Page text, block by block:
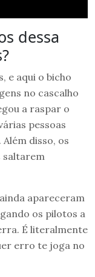
dessa
e aqui o bicho
no cascalho
a raspar o
pessoas
disso, os
saltarem
apareceram
os pilotos a
É literalmente
erro te joga no